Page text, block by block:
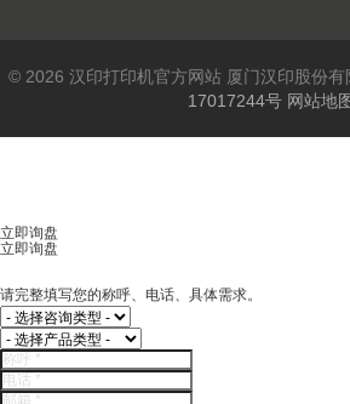
© 2026 汉印打印机官方网站 厦门汉印股份有
17017244号 网站地
立即询盘
立即询盘
请完整填写您的称呼、电话、具体需求。